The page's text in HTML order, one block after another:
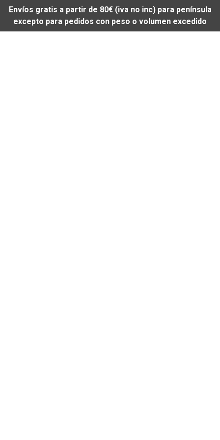
Envíos gratis a partir de 80€ (iva no inc) para península
excepto para pedidos con peso o volumen excedido